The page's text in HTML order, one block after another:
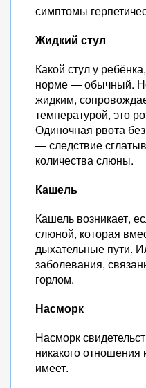
симптомы
Жидкий стул
Какой стул у
норме — обычный.
жидким,
температурой, это
Одиночная рвота
— следствие
количества слюны.
Кашель
Кашель возникает,
слюной, которая
дыхательные пути.
заболевания,
горлом.
Насморк
Насморк
никакого
имеет.